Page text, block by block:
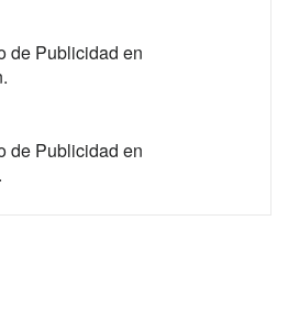
de Publicidad en
de Publicidad en